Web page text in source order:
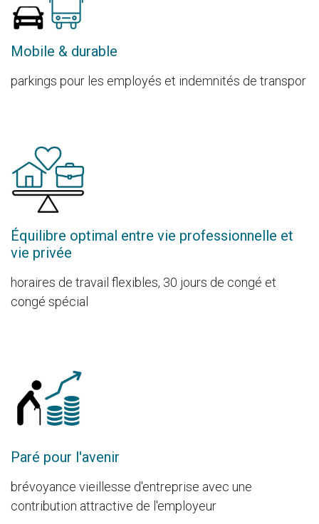
Mobile & durable
parkings pour les employés et indemnités de transpor
Équilibre optimal entre vie professionnelle et
vie privée
horaires de travail flexibles, 30 jours de congé et
congé spécial
Paré pour l'avenir
brévoyance vieillesse d'entreprise avec une
contribution attractive de l'employeur